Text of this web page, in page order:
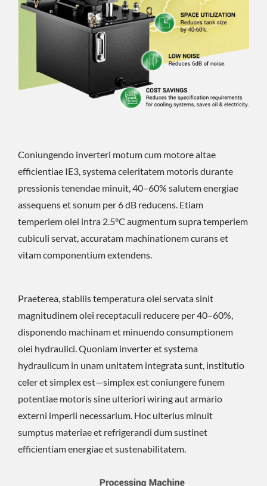
Coniungendo inverteri motum cum motore altae
efficientiae IE3, systema celeritatem motoris durante
pressionis tenendae minuit, 40–60% salutem energiae
assequens et sonum per 6 dB reducens. Etiam
temperiem olei intra 2.5°C augmentum supra temperiem
cubiculi servat, accuratam machinationem curans et
vitam componentium extendens.
Praeterea, stabilis temperatura olei servata sinit
magnitudinem olei receptaculi reducere per 40–60%,
disponendo machinam et minuendo consumptionem
olei hydraulici. Quoniam inverter et systema
hydraulicum in unam unitatem integrata sunt, institutio
celer et simplex est—simplex est coniungere funem
potentiae motoris sine ulteriori wiring aut armario
externi imperii necessarium. Hoc ulterius minuit
sumptus materiae et refrigerandi dum sustinet
efficientiam energiae et sustenabilitatem.